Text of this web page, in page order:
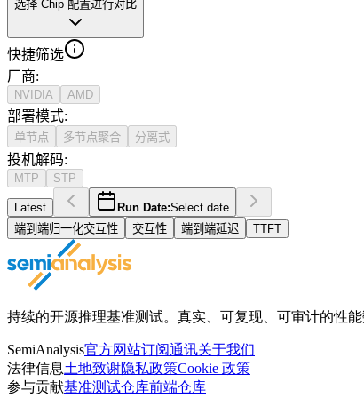
选择 Chip 配置进行对比
快捷筛选
厂商:
NVIDIA AMD
部署模式:
单节点 多节点聚合 分离式
投机解码:
MTP STP
Latest Run Date:Select date
端到端归一化交互性
交互性 端到端延迟 TTFT
持续的开源推理基准测试。真实、可复现、可审计的性
SemiAnalysis官方网站订阅通讯关于我们
法律信息土地致谢隐私政策Cookie 政策
参与贡献基准测试仓库前端仓库